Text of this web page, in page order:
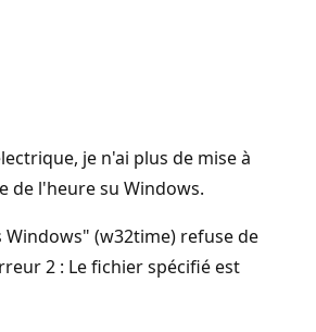
je n'ai plus de mise à
de l'heure su Windows.
Windows" (w32time) refuse de
2 : Le fichier spécifié est